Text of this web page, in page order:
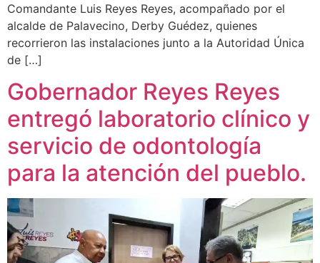
Comandante Luis Reyes Reyes, acompañado por el
alcalde de Palavecino, Derby Guédez, quienes
recorrieron las instalaciones junto a la Autoridad Única
de […]
Gobernador Reyes Reyes
entregó laboratorio clínico y
servicio de odontología
para la atención del pueblo.